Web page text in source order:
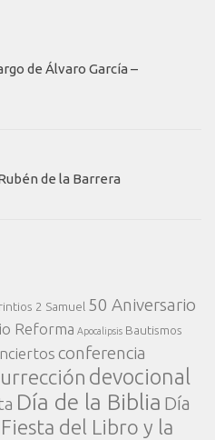
de Álvaro García –
de la Barrera
2 Samuel 50 Aniversario
Reforma Apocalipsis Bautismos
conferencia
devocional
Día de la Biblia Día
Fiesta del Libro y la